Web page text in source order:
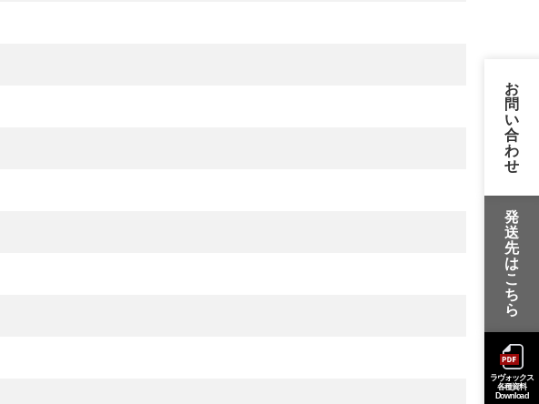
お
問
い
合
わ
せ
発
送
先
は
こ
ち
ら
ラヴォックス
各種資料
Download